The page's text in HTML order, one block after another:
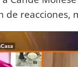
de reacciones,